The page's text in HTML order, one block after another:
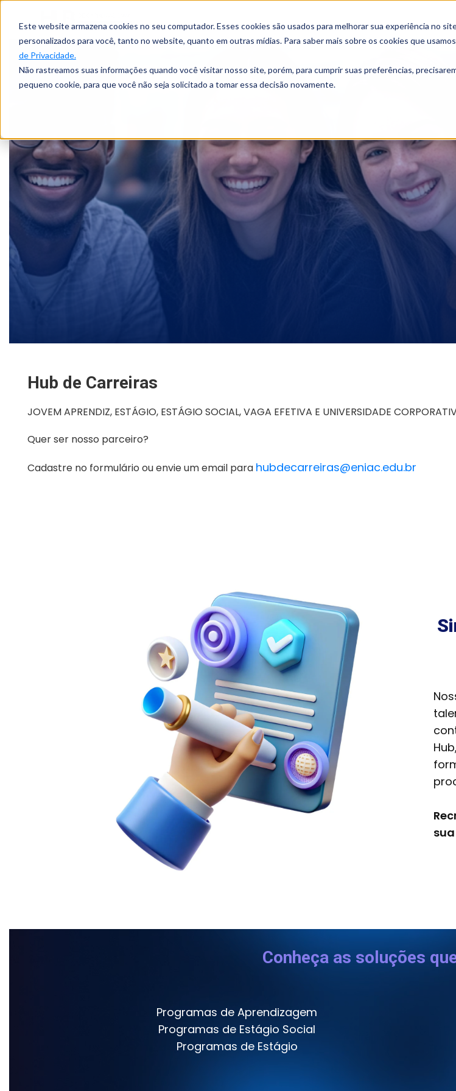
Este website armazena cookies no seu computador. Esses cookies são usados ​​para melhorar sua experiência no
personalizados para você, tanto no website, quanto em outras mídias. Para saber mais sobre os cookies que
de Privacidade.
Não rastreamos suas informações quando você visitar nosso site, porém, para cumprir suas preferências,
pequeno cookie, para que você não seja solicitado a tomar essa decisão novamente.
Hub de Carreiras
JOVEM APRENDIZ, ESTÁGIO, ESTÁGIO SOCIAL, VAGA EFETIVA E UNIVERSIDADE
Quer ser nosso parceiro?
Cadastre no formulário ou envie um email para hubdecarreiras@eniac.edu.br
Conheça as soluções
Programas de Aprendizagem
Programas de Estágio Social
Programas de Estágio